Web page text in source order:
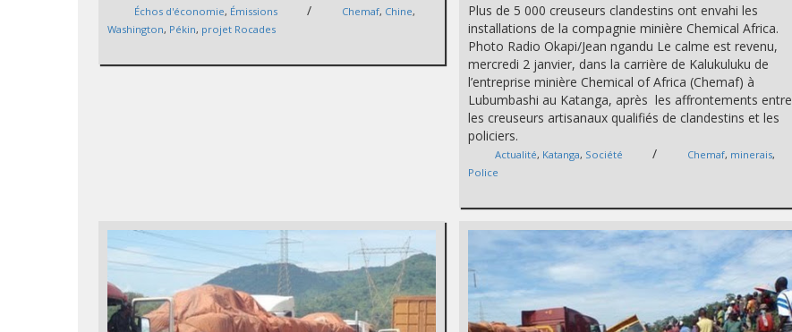
Échos d'économie, Émissions / Chemaf, Chine,
Washington, Pékin, projet Rocades
Plus de 5 000 creuseurs clandestins ont envahi les
installations de la compagnie minière Chemical Africa.
Photo Radio Okapi/Jean ngandu Le calme est revenu,
mercredi 2 janvier, dans la carrière de Kalukuluku de
l’entreprise minière Chemical of Africa (Chemaf) à
Lubumbashi au Katanga, après les affrontements entre
les creuseurs artisanaux qualifiés de clandestins et les
policiers.
Actualité, Katanga, Société / Chemaf, minerais,
Police